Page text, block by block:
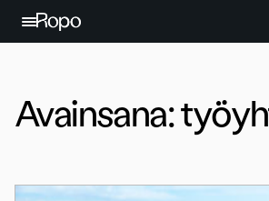
Jatka sisältöön
Avainsana: